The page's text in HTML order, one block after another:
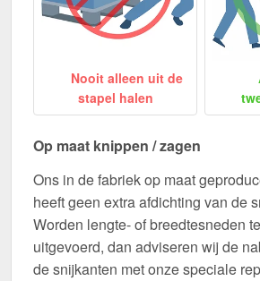
Nooit alleen uit de
stapel halen
Op maat knippen / zagen
Ons in de fabriek op maat
heeft geen extra afdichting van de
Worden lengte- of breedtesneden
uitgevoerd, dan adviseren wij de
de snijkanten met onze speciale